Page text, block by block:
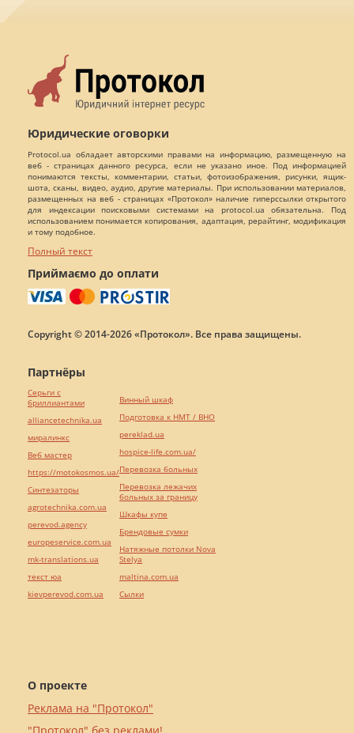
Юридические оговорки
Protocol.ua обладает авторскими правами на информацию, размещенную на
веб - страницах данного ресурса, если не указано иное. Под информацией
понимаются тексты, комментарии, статьи, фотоизображения, рисунки, ящик-
шота, сканы, видео, аудио, другие материалы. При использовании материалов,
размещенных на веб - страницах «Протокол» наличие гиперссылки открытого
для индексации поисковыми системами на protocol.ua обязательна. Под
использованием понимается копирования, адаптация, рерайтинг, модификация
и тому подобное.
Полный текст
Приймаємо до оплати
Copyright © 2014-2026 «Протокол». Все права защищены.
О проекте
Реклама на "Протокол"
Партнёры
Серьги с
бриллиантами
alliancetechnika.ua
миралинкс
Веб мастер
https://motokosmos.ua/
Синтезаторы
agrotechnika.com.ua
perevod.agency
europeservice.com.ua
mk-translations.ua
текст юа
kievperevod.com.ua
Винный шкаф
Подготовка к НМТ / ВНО
pereklad.ua
hospice-life.com.ua/
Перевозка больных
Перевозка лежачих
больных за границу
Шкафы купе
Брендовые сумки
Натяжные потолки Nova
Stelya
maltina.com.ua
Cылки